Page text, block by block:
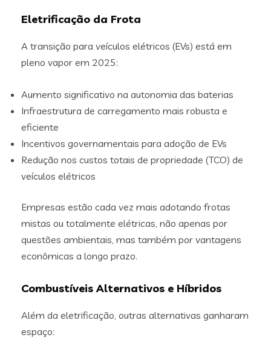
Eletrificação da Frota
A transição para veículos elétricos (EVs) está em
pleno vapor em 2025:
Aumento significativo na autonomia das baterias
Infraestrutura de carregamento mais robusta e
eficiente
Incentivos governamentais para adoção de EVs
Redução nos custos totais de propriedade (TCO) de
veículos elétricos
Empresas estão cada vez mais adotando frotas
mistas ou totalmente elétricas, não apenas por
questões ambientais, mas também por vantagens
econômicas a longo prazo.
Combustíveis Alternativos e Híbridos
Além da eletrificação, outras alternativas ganharam
espaço: